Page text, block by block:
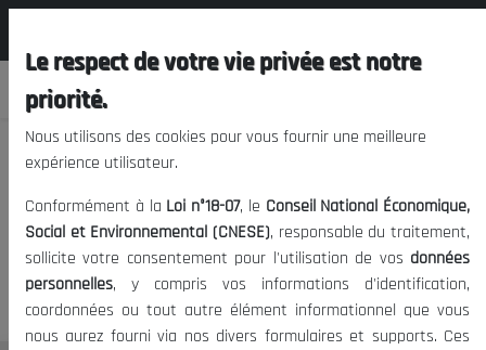
Nous vous prions de nous
excuser, mais l'accès à ce
contenu est restreint.
Le respect de votre vie privée est notre
priorité.
Nous utilisons des cookies pour vous fournir une meilleure
expérience utilisateur.
Conformément à la Loi n°18-07, le Conseil National Économique,
Social et Environnemental (CNESE), responsable du traitement,
sollicite votre consentement pour l'utilisation de vos données
personnelles, y compris vos informations d'identification,
coordonnées ou tout autre élément informationnel que vous
nous aurez fourni via nos divers formulaires et supports. Ces